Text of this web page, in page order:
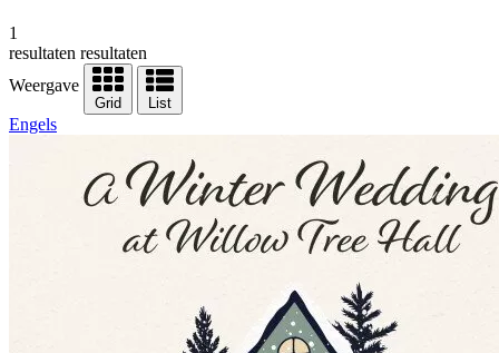
1
resultaten resultaten
Weergave
Grid List
Engels